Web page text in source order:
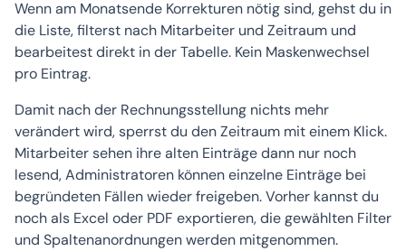
Wenn am Monatsende Korrekturen nötig sind, gehst du in
die Liste, filterst nach Mitarbeiter und Zeitraum und
bearbeitest direkt in der Tabelle. Kein Maskenwechsel
pro Eintrag.
Damit nach der Rechnungsstellung nichts mehr
verändert wird, sperrst du den Zeitraum mit einem Klick.
Mitarbeiter sehen ihre alten Einträge dann nur noch
lesend, Administratoren können einzelne Einträge bei
begründeten Fällen wieder freigeben. Vorher kannst du
noch als Excel oder PDF exportieren, die gewählten Filter
und Spaltenanordnungen werden mitgenommen.